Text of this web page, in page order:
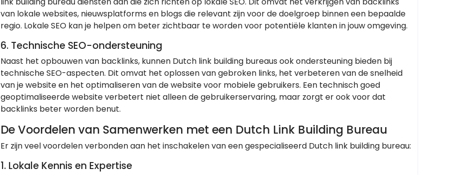
van lokale websites, nieuwsplatforms en blogs die relevant zijn voor de doelgroep binnen een bepaalde
regio. Lokale SEO kan je helpen om beter zichtbaar te worden voor potentiële klanten in jouw omgeving.
6. Technische SEO-ondersteuning
Naast het opbouwen van backlinks, kunnen Dutch link building bureaus ook ondersteuning bieden bij
technische SEO-aspecten. Dit omvat het oplossen van gebroken links, het verbeteren van de snelheid
van je website en het optimaliseren van de website voor mobiele gebruikers. Een technisch goed
geoptimaliseerde website verbetert niet alleen de gebruikerservaring, maar zorgt er ook voor dat
backlinks beter worden benut.
De Voordelen van Samenwerken met een Dutch Link Building Bureau
Er zijn veel voordelen verbonden aan het inschakelen van een gespecialiseerd Dutch link building bureau:
1. Lokale Kennis en Expertise